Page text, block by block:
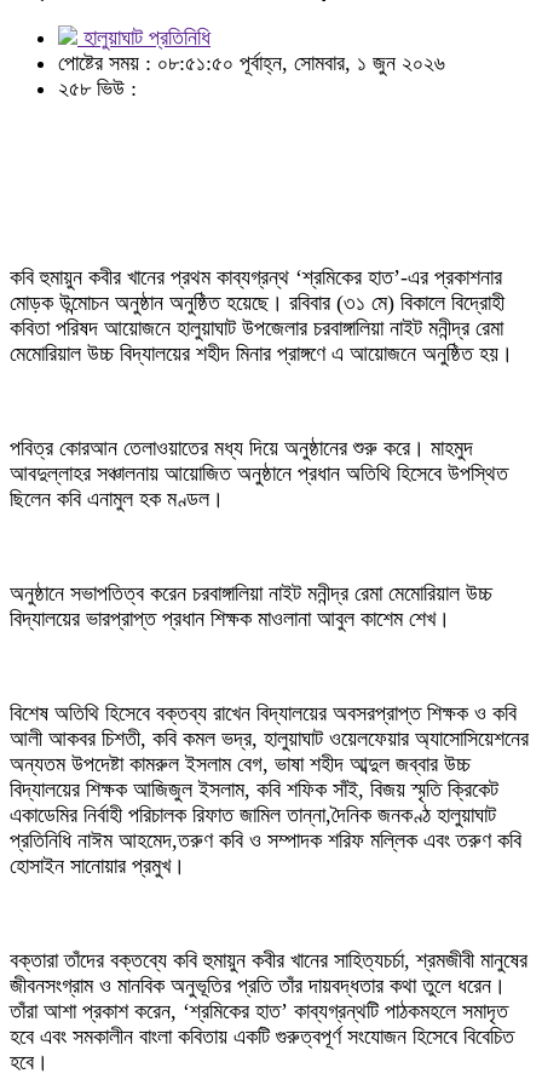
হালুয়াঘাট প্রতিনিধি
পোষ্টের সময় : ০৮:৫১:৫০ পূর্বাহ্ন, সোমবার, ১ জুন ২০২৬
২৫৮ ভিউ :
কবি হুমায়ুন কবীর খানের প্রথম কাব্যগ্রন্থ ‘শ্রমিকের হাত’-এর প্রকাশনার
মোড়ক উন্মোচন অনুষ্ঠান অনুষ্ঠিত হয়েছে। রবিবার (৩১ মে) বিকালে বিদ্রোহী
কবিতা পরিষদ আয়োজনে হালুয়াঘাট উপজেলার চরবাঙ্গালিয়া নাইট মনীন্দ্র রেমা
মেমোরিয়াল উচ্চ বিদ্যালয়ের শহীদ মিনার প্রাঙ্গণে এ আয়োজনে অনুষ্ঠিত হয়।
পবিত্র কোরআন তেলাওয়াতের মধ্য দিয়ে অনুষ্ঠানের শুরু করে। মাহমুদ
আবদুল্লাহর সঞ্চালনায় আয়োজিত অনুষ্ঠানে প্রধান অতিথি হিসেবে উপস্থিত
ছিলেন কবি এনামুল হক মণ্ডল।
অনুষ্ঠানে সভাপতিত্ব করেন চরবাঙ্গালিয়া নাইট মনীন্দ্র রেমা মেমোরিয়াল উচ্চ
বিদ্যালয়ের ভারপ্রাপ্ত প্রধান শিক্ষক মাওলানা আবুল কাশেম শেখ।
বিশেষ অতিথি হিসেবে বক্তব্য রাখেন বিদ্যালয়ের অবসরপ্রাপ্ত শিক্ষক ও কবি
আলী আকবর চিশতী, কবি কমল ভদ্র, হালুয়াঘাট ওয়েলফেয়ার অ্যাসোসিয়েশনের
অন্যতম উপদেষ্টা কামরুল ইসলাম বেগ, ভাষা শহীদ আব্দুল জব্বার উচ্চ
বিদ্যালয়ের শিক্ষক আজিজুল ইসলাম, কবি শফিক সাঁই, বিজয় স্মৃতি ক্রিকেট
একাডেমির নির্বাহী পরিচালক রিফাত জামিল তান্না,দৈনিক জনকণ্ঠ হালুয়াঘাট
প্রতিনিধি নাঈম আহমেদ,তরুণ কবি ও সম্পাদক শরিফ মল্লিক এবং তরুণ কবি
হোসাইন সানোয়ার প্রমুখ।
বক্তারা তাঁদের বক্তব্যে কবি হুমায়ুন কবীর খানের সাহিত্যচর্চা, শ্রমজীবী মানুষের
জীবনসংগ্রাম ও মানবিক অনুভূতির প্রতি তাঁর দায়বদ্ধতার কথা তুলে ধরেন।
তাঁরা আশা প্রকাশ করেন, ‘শ্রমিকের হাত’ কাব্যগ্রন্থটি পাঠকমহলে সমাদৃত
হবে এবং সমকালীন বাংলা কবিতায় একটি গুরুত্বপূর্ণ সংযোজন হিসেবে বিবেচিত
হবে।